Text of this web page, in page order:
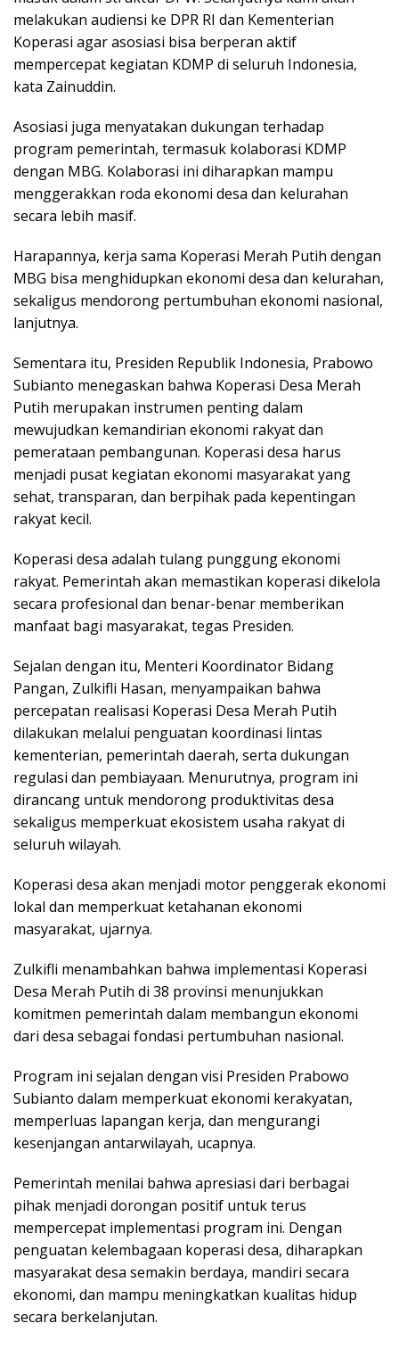
melakukan audiensi ke DPR RI dan Kementerian
Koperasi agar asosiasi bisa berperan aktif
mempercepat kegiatan KDMP di seluruh Indonesia,
kata Zainuddin.
Asosiasi juga menyatakan dukungan terhadap
program pemerintah, termasuk kolaborasi KDMP
dengan MBG. Kolaborasi ini diharapkan mampu
menggerakkan roda ekonomi desa dan kelurahan
secara lebih masif.
Harapannya, kerja sama Koperasi Merah Putih dengan
MBG bisa menghidupkan ekonomi desa dan kelurahan,
sekaligus mendorong pertumbuhan ekonomi nasional,
lanjutnya.
Sementara itu, Presiden Republik Indonesia, Prabowo
Subianto menegaskan bahwa Koperasi Desa Merah
Putih merupakan instrumen penting dalam
mewujudkan kemandirian ekonomi rakyat dan
pemerataan pembangunan. Koperasi desa harus
menjadi pusat kegiatan ekonomi masyarakat yang
sehat, transparan, dan berpihak pada kepentingan
rakyat kecil.
Koperasi desa adalah tulang punggung ekonomi
rakyat. Pemerintah akan memastikan koperasi dikelola
secara profesional dan benar-benar memberikan
manfaat bagi masyarakat, tegas Presiden.
Sejalan dengan itu, Menteri Koordinator Bidang
Pangan, Zulkifli Hasan, menyampaikan bahwa
percepatan realisasi Koperasi Desa Merah Putih
dilakukan melalui penguatan koordinasi lintas
kementerian, pemerintah daerah, serta dukungan
regulasi dan pembiayaan. Menurutnya, program ini
dirancang untuk mendorong produktivitas desa
sekaligus memperkuat ekosistem usaha rakyat di
seluruh wilayah.
Koperasi desa akan menjadi motor penggerak ekonomi
lokal dan memperkuat ketahanan ekonomi
masyarakat, ujarnya.
Zulkifli menambahkan bahwa implementasi Koperasi
Desa Merah Putih di 38 provinsi menunjukkan
komitmen pemerintah dalam membangun ekonomi
dari desa sebagai fondasi pertumbuhan nasional.
Program ini sejalan dengan visi Presiden Prabowo
Subianto dalam memperkuat ekonomi kerakyatan,
memperluas lapangan kerja, dan mengurangi
kesenjangan antarwilayah, ucapnya.
Pemerintah menilai bahwa apresiasi dari berbagai
pihak menjadi dorongan positif untuk terus
mempercepat implementasi program ini. Dengan
penguatan kelembagaan koperasi desa, diharapkan
masyarakat desa semakin berdaya, mandiri secara
ekonomi, dan mampu meningkatkan kualitas hidup
secara berkelanjutan.